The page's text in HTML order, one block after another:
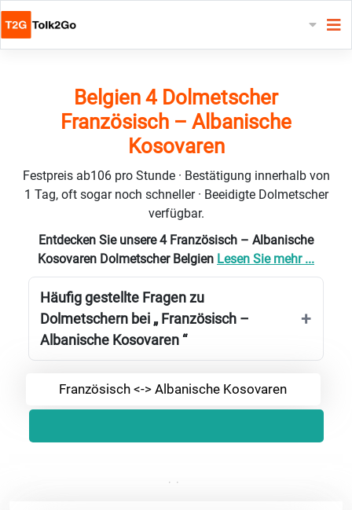
Belgien 4 Dolmetscher
Französisch – Albanische
Kosovaren
Festpreis ab106 pro Stunde · Bestätigung innerhalb von
1 Tag, oft sogar noch schneller · Beeidigte Dolmetscher
verfügbar.
Entdecken Sie unsere 4 Französisch – Albanische
Kosovaren Dolmetscher Belgien Lesen Sie mehr ...
Häufig gestellte Fragen zu
Dolmetschern bei „ Französisch –
Albanische Kosovaren “
Französisch <-> Albanische Kosovaren